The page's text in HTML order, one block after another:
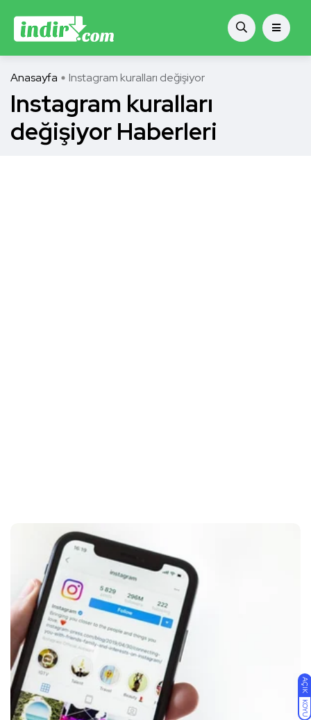
AÇIK
KOYU
Anasayfa Instagram kuralları değişiyor
Instagram kuralları
değişiyor Haberleri